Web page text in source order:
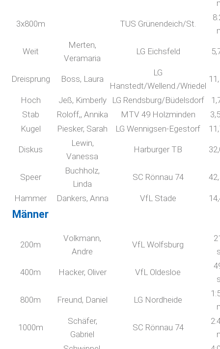
3x800m TUS Grünendeich/St.
Weit
Merten,
Veramaria
LG Eichsfeld
Dreisprung Boss, Laura
LG
Hanstedt/Wellend./Wriedel
Hoch Jeß, Kimberly LG Rendsburg/Büdelsdorf
Stab
Roloff,, Annika MTV 49 Holzminden
Kugel
Piesker, Sarah LG Wennigsen-Egestorf
Diskus
Lewin,
Vanessa
Harburger TB
Speer
Buchholz,
Linda
SC Rönnau 74
Hammer Dankers, Anna VfL Stade
Männer
200m
Volkmann,
Andre
VfL Wolfsburg
400m Hacker, Oliver VfL Oldesloe
800m Freund, Daniel LG Nordheide
1000m
Schäfer,
Gabriel
SC Rönnau 74